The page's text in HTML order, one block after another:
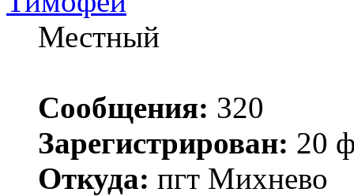
Местный
Сообщения: 320
Зарегистрирован: 20
Откуда: пгт Михнево